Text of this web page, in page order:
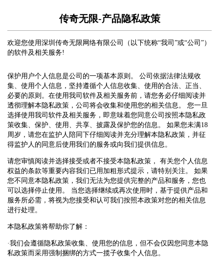
传奇无限-产品隐私政策
欢迎您使用深圳传奇无限网络有限公司（以下统称“我司”或“公司”）
的软件及相关服务!
保护用户个人信息是公司的一项基本原则。 公司依据法律法规收
集、使用个人信息，坚持遵循个人信息收集、使用的合法、正当、
必要的原则。在使用我司软件及相关服务前，请您务必仔细阅读并
透彻理解本隐私政策，公司将会收集和使用您的相关信息。 您一旦
选择使用我司软件及相关服务，即意味着您同意公司按照本隐私政
策收集、保护、使用、共享、披露及保护您的信息。 如果您未满18
周岁，请您在监护人陪同下仔细阅读并充分理解本隐私政策，并征
得监护人的同意后使用我们的服务或向我们提供信息。
请您审慎阅读并选择接受或者不接受本隐私政策， 有关您个人信息
权益的条款等重要内容我们已用加粗形式提示，请特别关注。 如果
您不同意本隐私政策，我们无法为您提供完整的产品和服务，您也
可以选择停止使用。 当您选择继续或再次使用时，基于提供产品和
服务所必需，将视为您接受和认可我们按照本政策对您的相关信息
进行处理。
本隐私政策将帮助你了解：
·我们会遵循隐私政策收集、使用您的信息，但不会仅因您同意本隐
私政策而采用强制捆绑的方式一揽子收集个人信息。